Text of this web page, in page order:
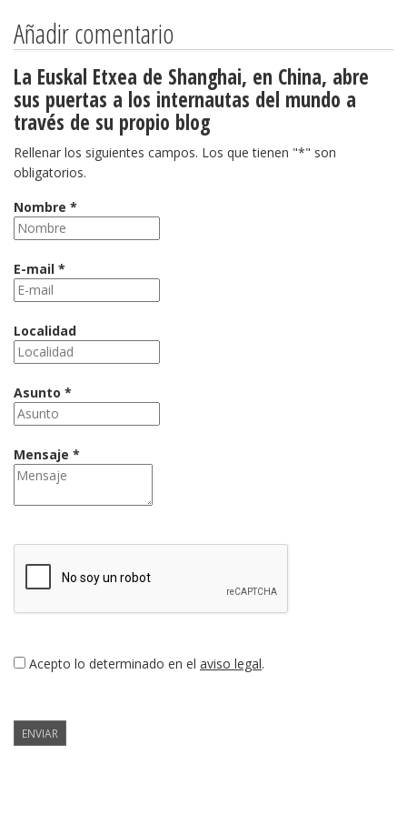
Añadir comentario
La Euskal Etxea de Shanghai, en China, abre
sus puertas a los internautas del mundo a
través de su propio blog
Rellenar los siguientes campos. Los que tienen "*" son
obligatorios.
Nombre *
E-mail *
Localidad
Asunto *
Mensaje *
Acepto lo determinado en el aviso legal.
ENVIAR